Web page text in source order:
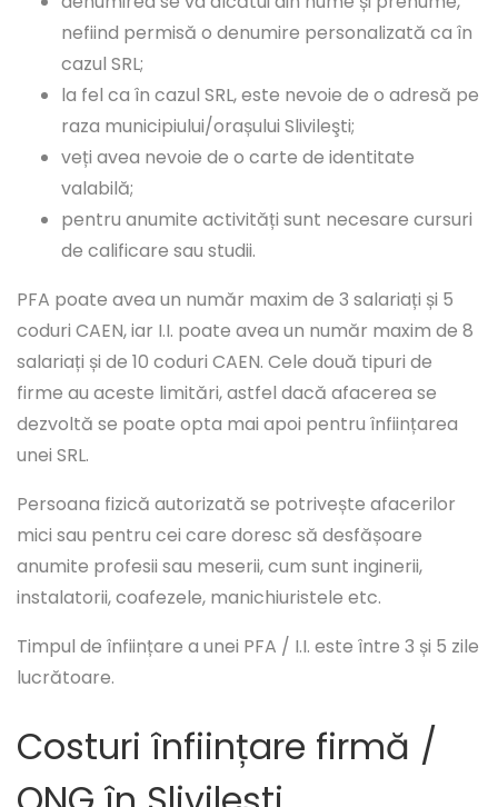
nefiind permisă o denumire personalizată ca în
cazul SRL;
la fel ca în cazul SRL, este nevoie de o adresă pe
raza municipiului/orașului Slivileşti;
veți avea nevoie de o carte de identitate
valabilă;
pentru anumite activități sunt necesare cursuri
de calificare sau studii.
PFA poate avea un număr maxim de 3 salariați și 5
coduri CAEN, iar I.I. poate avea un număr maxim de 8
salariați și de 10 coduri CAEN. Cele două tipuri de
firme au aceste limitări, astfel dacă afacerea se
dezvoltă se poate opta mai apoi pentru înființarea
unei SRL.
Persoana fizică autorizată se potrivește afacerilor
mici sau pentru cei care doresc să desfășoare
anumite profesii sau meserii, cum sunt inginerii,
instalatorii, coafezele, manichiuristele etc.
Timpul de înființare a unei PFA / I.I. este între 3 și 5 zile
lucrătoare.
Costuri înființare firmă /